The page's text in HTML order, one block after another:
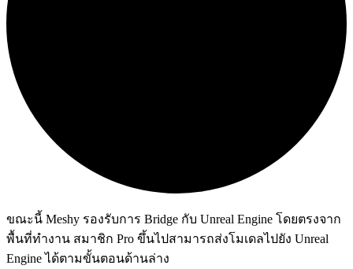
ขณะนี้ Meshy รองรับการ Bridge กับ Unreal Engine โดยตรงจาก
พื้นที่ทำงาน สมาชิก Pro ขึ้นไปสามารถส่งโมเดลไปยัง Unreal
Engine ได้ตามขั้นตอนด้านล่าง